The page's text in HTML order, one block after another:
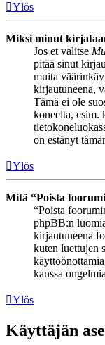
Ylös
Miksi minut
Jos et valitse
pitää sinut
muita
kirjautuneena,
Tämä ei ole
koneelta, esim.
on estänyt
Ylös
Mitä “Poista
“Poista
phpBB:n
kirjautuneena
kuten luettujen
kanssa
Ylös
Käyttäjän